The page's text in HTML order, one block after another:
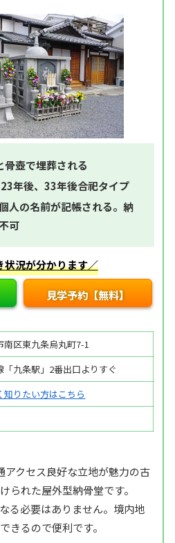
壺で埋葬される
年後、33年後合祀タイプ
人の名前が記帳される。納
可
状況が分かります／
見学予約【無料】
南区東九条烏丸町7-1
「九条駅」2番出口よりすぐ
知りたい方はこちら
アクセス良好な立地が魅力の古
られた屋外型納骨堂です。
る必要はありません。境内地
きるので便利です。